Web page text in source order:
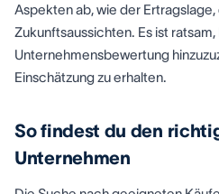
Aspekten ab, wie der
Zukunftsaussichten. Es ist
Unternehmensbewertung
Einschätzung zu erhalten.
So findest du den
Unternehmen